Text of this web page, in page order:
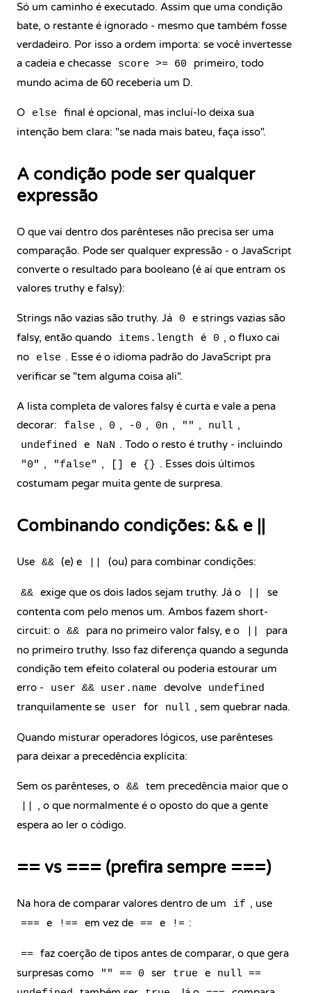
Só um caminho é executado. Assim que uma condição
bate, o restante é ignorado - mesmo que também fosse
verdadeiro. Por isso a ordem importa: se você invertesse
a cadeia e checasse
score >= 60
primeiro, todo
mundo acima de 60 receberia um D.
O else
final é opcional, mas incluí-lo deixa sua
intenção bem clara: "se nada mais bateu, faça isso".
A condição pode ser qualquer
expressão
O que vai dentro dos parênteses não precisa ser uma
comparação. Pode ser qualquer expressão - o JavaScript
converte o resultado para booleano (é aí que entram os
valores truthy e falsy):
Strings não vazias são truthy. Já 0
e strings vazias são
falsy, então quando
items.length é 0 , o fluxo cai
no
else . Esse é o idioma padrão do JavaScript pra
verificar se "tem alguma coisa ali".
A lista completa de valores falsy é curta e vale a pena
decorar:
false , 0 , -0 , 0n , "" , null ,
undefined e NaN . Todo o resto é truthy - incluindo
"0" , "false" , e {} . Esses dois últimos
costumam pegar muita gente de surpresa.
Combinando condições: && e ||
Use && (e) e (ou) para combinar condições:
&& exige que os dois lados sejam truthy. Já o
se
contenta com pelo menos um. Ambos fazem short-
circuit: o && para no primeiro valor falsy, e o
para
no primeiro truthy. Isso faz diferença quando a segunda
condição tem efeito colateral ou poderia estourar um
erro -
user && user.name devolve undefined
tranquilamente se user for null , sem quebrar nada.
Quando misturar operadores lógicos, use parênteses
para deixar a precedência explícita:
Sem os parênteses, o && tem precedência maior que o
, o que normalmente é o oposto do que a gente
espera ao ler o código.
== vs === (prefira sempre ===)
Na hora de comparar valores dentro de um if , use
=== e !== em vez de == e != :
== faz coerção de tipos antes de comparar, o que gera
surpresas como
"" == 0 ser true e
null ==